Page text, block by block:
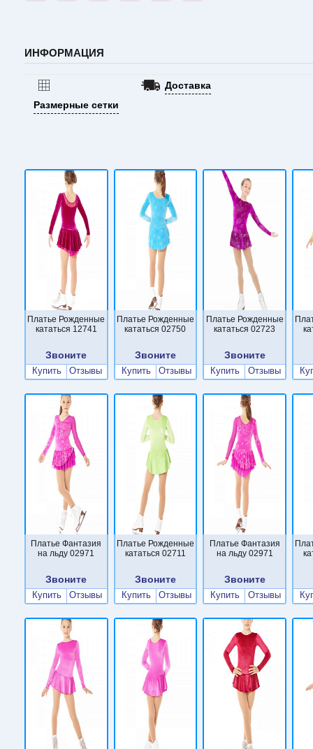
ИНФОРМАЦИЯ
Размерные сетки
Доставка
Платье Рожденные
кататься 12741
Звоните
Купить Отзывы
Платье Рожденные
кататься 02750
Звоните
Купить Отзывы
Платье Рожденные
кататься 02723
Звоните
Купить Отзывы
Платье Фантазия
на льду 02971
Звоните
Купить Отзывы
Платье Рожденные
кататься 02711
Звоните
Купить Отзывы
Платье Фантазия
на льду 02971
Звоните
Купить Отзывы